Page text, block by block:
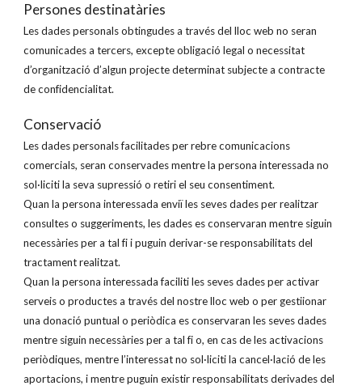
Persones destinatàries
Les dades personals obtingudes a través del lloc web no seran
comunicades a tercers, excepte obligació legal o necessitat
d’organització d’algun projecte determinat subjecte a contracte
de confidencialitat.
Conservació
Les dades personals facilitades per rebre comunicacions
comercials, seran conservades mentre la persona interessada no
sol·liciti la seva supressió o retiri el seu consentiment.
Quan la persona interessada enviï les seves dades per realitzar
consultes o suggeriments, les dades es conservaran mentre siguin
necessàries per a tal fi i puguin derivar-se responsabilitats del
tractament realitzat.
Quan la persona interessada faciliti les seves dades per activar
serveis o productes a través del nostre lloc web o per gestiionar
una donació puntual o periòdica es conservaran les seves dades
mentre siguin necessàries per a tal fi o, en cas de les activacions
periòdiques, mentre l’interessat no sol·liciti la cancel·lació de les
aportacions, i mentre puguin existir responsabilitats derivades del